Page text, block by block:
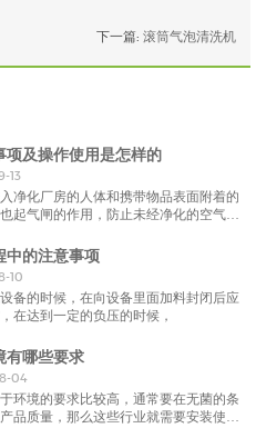
下一篇: 滚筒气泡清洗机
项及操作使用是怎样的
13
净化厂房的人体和携带物品表面附着的
起气闸的作用，防止未经净化的空气进
中的注意事项
10
备的时候，在向设备里面加料封闭后应
在达到一定的负压的时候，
有哪些要求
04
环境的要求比较高，通常要在无菌的条
品质量，那么这些行业就需要安装使用